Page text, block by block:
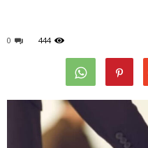
0 444